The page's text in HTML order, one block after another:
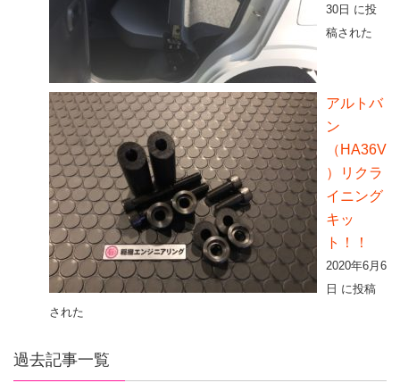
30日 に投
稿された
アルトバ
ン
（HA36V
）リクラ
イニング
キッ
ト！！
2020年6月6
日 に投稿
された
過去記事一覧